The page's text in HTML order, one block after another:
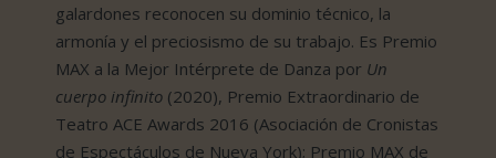
galardones reconocen su dominio técnico, la
armonía y el preciosismo de su trabajo. Es Premio
MAX a la Mejor Intérprete de Danza por Un
cuerpo infinito (2020), Premio Extraordinario de
Teatro ACE Awards 2016 (Asociación de Cronistas
de Espectáculos de Nueva York); Premio MAX de